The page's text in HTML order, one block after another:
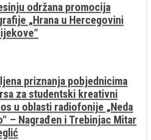
održana promocija
„Hrana u Hercegovini
priznanja pobjednicima
za studentski kreativni
u oblasti radiofonije „Neda
– Nagrađen i Trebinjac Mitar